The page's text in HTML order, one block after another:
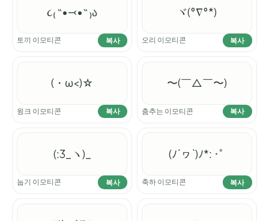
૮₍ ˶•⤙•˶ ₎ა
토끼 이모티콘 복사
ヾ(°∇°*)
오리 이모티콘 복사
(・ω<)☆
윙크 이모티콘 복사
〜(￣△￣〜)
춤추는 이모티콘 복사
(:3_ヽ)_
눕기 이모티콘 복사
(ﾉ´ヮ`)ﾉ*: ･ﾟ
축하 이모티콘 복사